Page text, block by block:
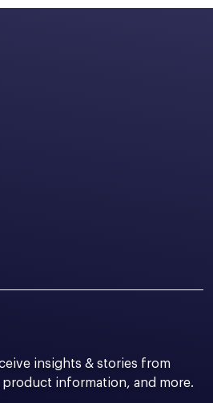
insights & stories from
product information, and more.